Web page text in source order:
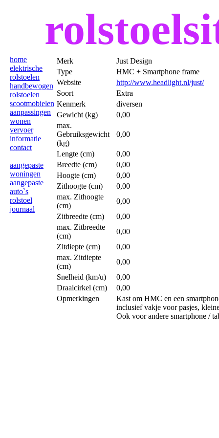
home
elektrische
rolstoelen
handbewogen
rolstoelen
scootmobielen
aanpassingen
wonen
vervoer
informatie
contact
aangepaste
woningen
aangepaste
auto`s
rolstoel
journaal
Merk
Just Design
Type
HMC + Smartphone frame
Website
http://www.headlight.nl/just/
Soort
Extra
Kenmerk
diversen
Gewicht (kg)
0,00
max.
Gebruiksgewicht
(kg)
0,00
Lengte (cm)
0,00
Breedte (cm)
0,00
Hoogte (cm)
0,00
Zithoogte (cm)
0,00
max. Zithoogte
(cm)
0,00
Zitbreedte (cm)
0,00
max. Zitbreedte
(cm)
0,00
Zitdiepte (cm)
0,00
max. Zitdiepte
(cm)
0,00
Snelheid (km/u)
0,00
Draaicirkel (cm)
0,00
Opmerkingen
Kast om HMC en een
inclusief vakje voor pasjes,
Ook voor andere smartphone /